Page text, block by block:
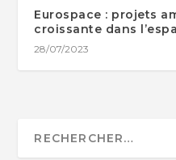
Eurospace : projets
croissante dans
28/07/2023